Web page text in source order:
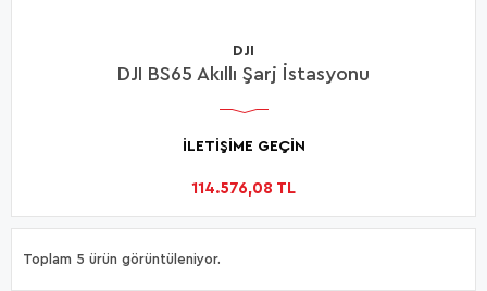
DJI
DJI BS65 Akıllı Şarj İstasyonu
114.576,08 TL
İLETİŞİME GEÇİN
Toplam 5 ürün görüntüleniyor.